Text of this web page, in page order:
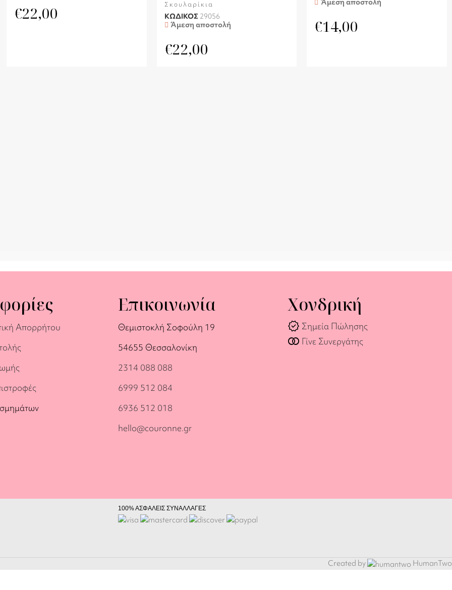
€22,00 Σκουλαρίκια
ΚΩΔΙΚΟΣ 29056
Άμεση αποστολή
€22,00
Άμεση αποστολή
€14,00
Απορρήτου
Επικοινωνία
Θεμιστοκλή Σοφούλη 19
54655 Θεσσαλονίκη
2314 088 088
6999 512 084
6936 512 018
hello@couronne.gr
Χονδρική
verified Σημεία Πώλησης
join_full Γίνε Συνεργάτης
100% ΑΣΦΑΛΕΙΣ ΣΥΝΑΛΛΑΓΕΣ
Created by HumanTwo